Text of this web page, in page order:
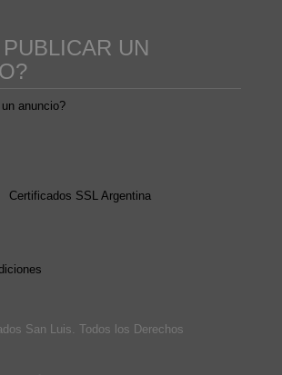
UN
anuncio?
Certificados SSL Argentina
San Luis. Todos los Derechos